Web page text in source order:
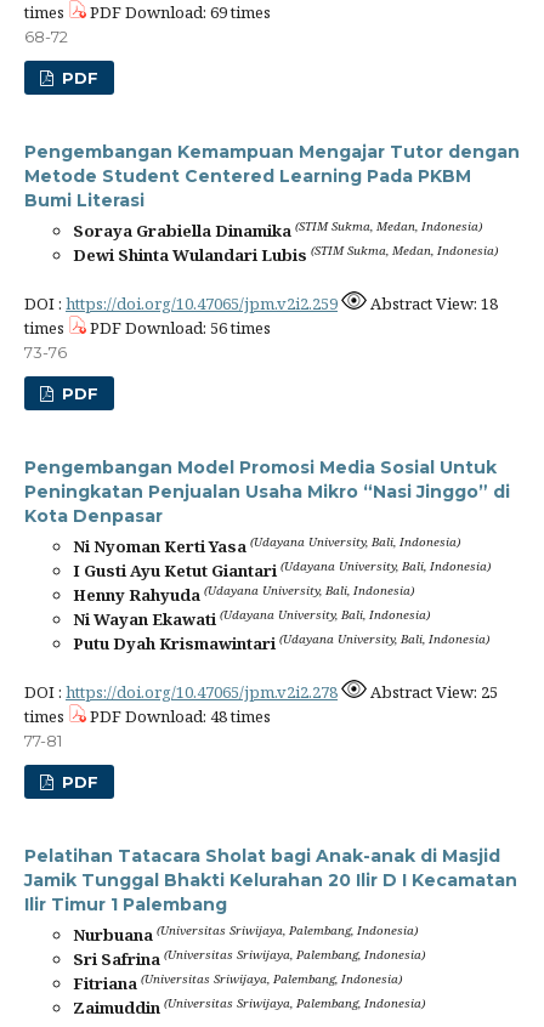
times
PDF Download: 69 times
68-72
PDF
Pengembangan Kemampuan Mengajar Tutor dengan
Metode Student Centered Learning Pada PKBM
Bumi Literasi
Soraya Grabiella Dinamika (STIM Sukma, Medan, Indonesia)
Dewi Shinta Wulandari Lubis (STIM Sukma, Medan, Indonesia)
DOI : https://doi.org/10.47065/jpm.v2i2.259
Abstract View: 18
times
PDF Download: 56 times
73-76
PDF
Pengembangan Model Promosi Media Sosial Untuk
Peningkatan Penjualan Usaha Mikro “Nasi Jinggo” di
Kota Denpasar
Ni Nyoman Kerti Yasa (Udayana University, Bali, Indonesia)
I Gusti Ayu Ketut Giantari (Udayana University, Bali, Indonesia)
Henny Rahyuda (Udayana University, Bali, Indonesia)
Ni Wayan Ekawati (Udayana University, Bali, Indonesia)
Putu Dyah Krismawintari (Udayana University, Bali, Indonesia)
DOI : https://doi.org/10.47065/jpm.v2i2.278
Abstract View: 25
times
PDF Download: 48 times
77-81
PDF
Pelatihan Tatacara Sholat bagi Anak-anak di Masjid
Jamik Tunggal Bhakti Kelurahan 20 Ilir D I Kecamatan
Ilir Timur 1 Palembang
Nurbuana (Universitas Sriwijaya, Palembang, Indonesia)
Sri Safrina (Universitas Sriwijaya, Palembang, Indonesia)
Fitriana (Universitas Sriwijaya, Palembang, Indonesia)
Zaimuddin (Universitas Sriwijaya, Palembang, Indonesia)